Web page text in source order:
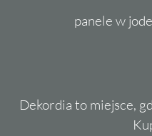
panele w
Dekordia to miejsce,